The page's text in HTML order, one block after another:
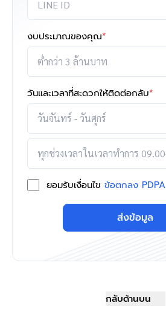
งบประมาณของคุณ*
วันและเวลาที่สะดวกให้ติดต่อกลับ*
ยอมรับเงื่อนไข ข้อตกลง PDPA
ส่งข้อมูล
กลับด้านบน